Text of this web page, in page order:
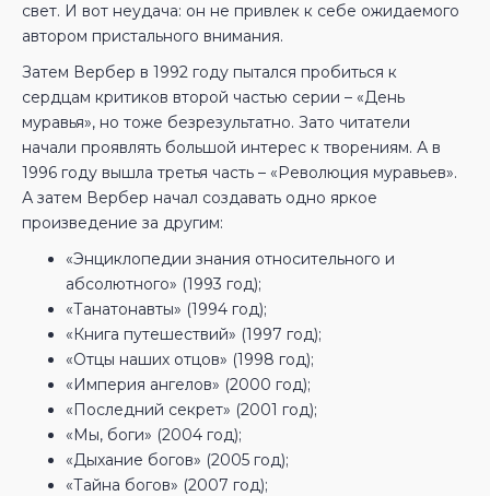
свет. И вот неудача: он не привлек к себе ожидаемого
автором пристального внимания.
Затем Вербер в 1992 году пытался пробиться к
сердцам критиков второй частью серии – «День
муравья», но тоже безрезультатно. Зато читатели
начали проявлять большой интерес к творениям. А в
1996 году вышла третья часть – «Революция муравьев».
А затем Вербер начал создавать одно яркое
произведение за другим:
«Энциклопедии знания относительного и
абсолютного» (1993 год);
«Танатонавты» (1994 год);
«Книга путешествий» (1997 год);
«Отцы наших отцов» (1998 год);
«Империя ангелов» (2000 год);
«Последний секрет» (2001 год);
«Мы, боги» (2004 год);
«Дыхание богов» (2005 год);
«Тайна богов» (2007 год);